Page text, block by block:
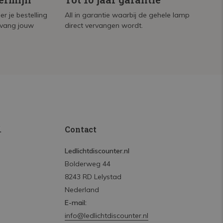
je bestelling
jouw
All in garantie waarbij de gehele lamp
direct vervangen wordt.
Contact
Ledlichtdiscounter.nl
Bolderweg 44
8243 RD Lelystad
Nederland
E-mail:
info@ledlichtdiscounter.nl